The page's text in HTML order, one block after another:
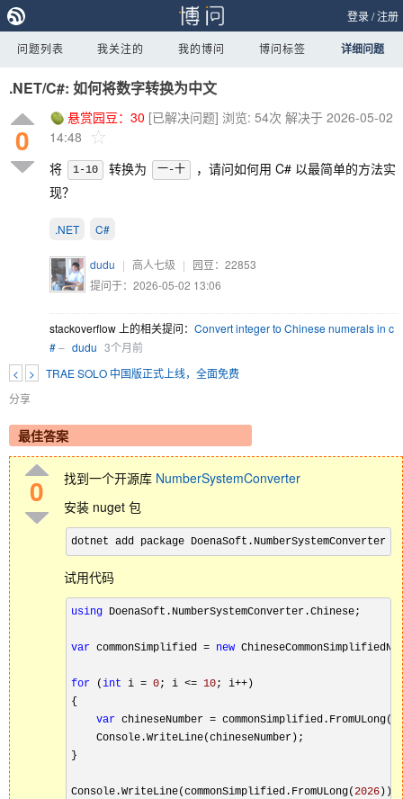
登录/注册
问题列表 我关注的 我的博问 博问标签 详细问题
.NET/C#: 如何将数字转换为中文
0
悬赏园豆： 30 [已解决问题] 浏览: 54次 解决于 2026-05-02
14:48
将
1-10 转换为 一-十
，请问如何用 C# 以最简单的方法实
现？
.NET C#
dudu | 高人七级 | 园豆： 22853
提问于：2026-05-02 13:06
stackoverflow 上的相关提问： Convert integer to Chinese numerals in c
#– dudu 3个月前
<
>
TRAE SOLO 中国版正式上线，全面免费
分享
最佳答案
0 找到一个开源库 NumberSystemConverter
安装 nuget 包
试用代码
using DoenaSoft.NumberSystemConverter.Chinese;
var commonSimplified = new
for (int i = 0; i <= 10; i++)
{
var chineseNumber = commonSimplified.FromULong((
    Console.WriteLine(chineseNumber);
}
Console.WriteLine(commonSimplified.FromULong(2026